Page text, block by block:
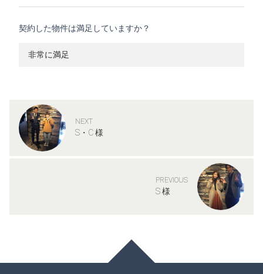
契約した物件は満足していますか？
非常に満足
NEXT
S・C 様
PREVIOUS
S 様